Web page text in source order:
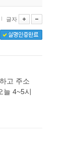
글자
고 주소
늘 4~5시